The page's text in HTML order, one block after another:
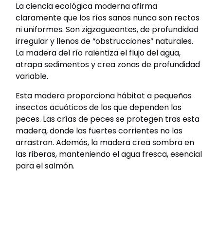
La ciencia ecológica moderna afirma
claramente que los ríos sanos nunca son rectos
ni uniformes. Son zigzagueantes, de profundidad
irregular y llenos de “obstrucciones” naturales.
La madera del río ralentiza el flujo del agua,
atrapa sedimentos y crea zonas de profundidad
variable.
Esta madera proporciona hábitat a pequeños
insectos acuáticos de los que dependen los
peces. Las crías de peces se protegen tras esta
madera, donde las fuertes corrientes no las
arrastran. Además, la madera crea sombra en
las riberas, manteniendo el agua fresca, esencial
para el salmón.